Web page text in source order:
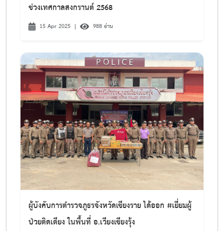
ช่วงเทศกาลสงกรานต์ 2568
15 Apr 2025 | 988 อ่าน
ผู้บังคับการตํารวจภูธรจังหวัดเชียงราย ได้ออก #เยี่ยมผู้
ป่วยติดเตียง ในพื้นที่ อ.เวียงเชียงรุ้ง